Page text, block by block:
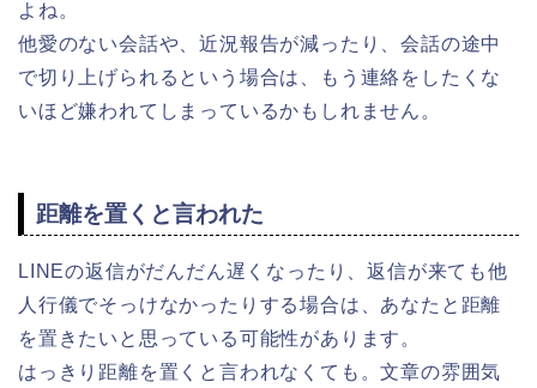
よね。
他愛のない会話や、近況報告が減ったり、会話の途中
で切り上げられるという場合は、もう連絡をしたくな
いほど嫌われてしまっているかもしれません。
距離を置くと言われた
LINEの返信がだんだん遅くなったり、返信が来ても他
人行儀でそっけなかったりする場合は、あなたと距離
を置きたいと思っている可能性があります。
はっきり距離を置くと言われなくても。文章の雰囲気